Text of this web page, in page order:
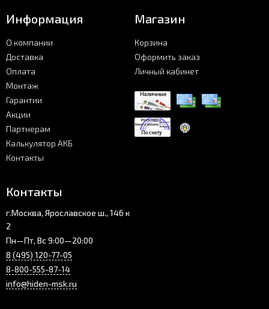
Информация
О компании
Доставка
Оплата
Монтаж
Гарантии
Акции
Партнерам
Калькулятор АКБ
Контакты
Магазин
Корзина
Оформить заказ
Личный кабинет
Контакты
г.Москва, Ярославское ш., 146 к
2
Пн—Пт, Вс 9:00—20:00
8 (495) 120-77-05
8-800-555-87-14
info@hiden-msk.ru